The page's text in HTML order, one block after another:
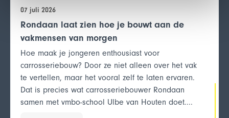
07 juli 2026
Rondaan laat zien hoe je bouwt aan de
vakmensen van morgen
Hoe maak je jongeren enthousiast voor
carrosseriebouw? Door ze niet alleen over het vak
te vertellen, maar het vooral zelf te laten ervaren.
Dat is precies wat carrosseriebouwer Rondaan
samen met vmbo-school Ulbe van Houten doet....